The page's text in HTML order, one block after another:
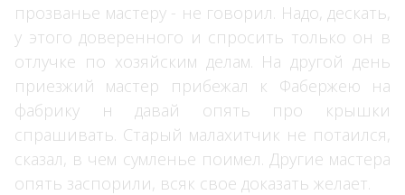
прозванье мастеру - не говорил. Надо, дескать,
у этого доверенного и спросить только он в
отлучке по хозяйским делам. На другой день
приезжий мастер прибежал к Фабержею на
фабрику н давай опять про крышки
спрашивать. Старый малахитчик не потаился,
сказал, в чем сумленье поимел. Другие мастера
опять заспорили, всяк свое доказать желает.